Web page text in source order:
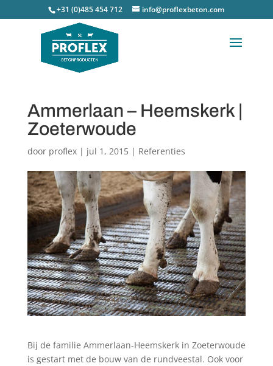
+31 (0)485 454 712 info@proflexbeton.com
Ammerlaan – Heemskerk |
Zoeterwoude
door proflex| jul 1, 2015| Referenties
Bij de familie Ammerlaan-Heemskerk in Zoeterwoude
is gestart met de bouw van de rundveestal. Ook voor